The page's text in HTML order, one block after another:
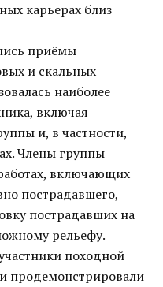
карьерах близ
приёмы
и скальных
наиболее
включая
и, в частности,
Члены группы
включающих
пострадавшего,
пострадавших на
рельефу.
походной
продемонстрировали